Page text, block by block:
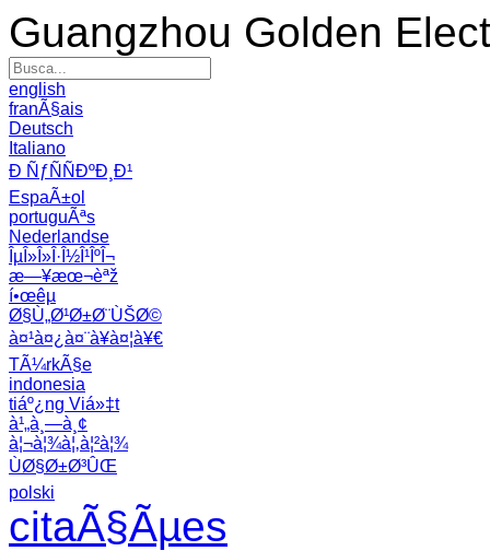
Guangzhou Golden
english
franÃ§ais
Deutsch
Italiano
Ð ÑƒÑÑÐºÐ¸Ð¹
EspaÃ±ol
portuguÃªs
Nederlandse
ÎµÎ»Î»Î·Î½Î¹ÎºÎ¬
æ—¥æœ¬èªž
í•œêµ­
Ø§Ù„Ø¹Ø±Ø¨ÙŠØ©
à¤¹à¤¿à¤¨à¥à¤¦à¥€
TÃ¼rkÃ§e
indonesia
tiáº¿ng Viá»‡t
à¹„à¸—à¸¢
à¦¬à¦¾à¦‚à¦²à¦¾
ÙØ§Ø±Ø³ÛŒ
polski
citaÃ§Ãµes